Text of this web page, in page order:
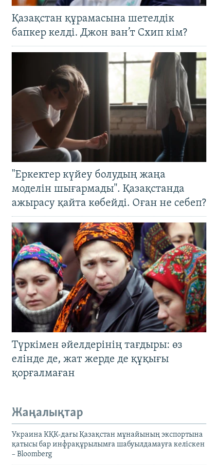
Қазақстан құрамасына шетелдік
бапкер келді. Джон ван’т Схип кім?
"Еркектер күйеу болудың жаңа
моделін шығармады". Қазақстанда
ажырасу қайта көбейді. Оған не себеп?
Түркімен әйелдерінің тағдыры: өз
елінде де, жат жерде де құқығы
қорғалмаған
Жаңалықтар
Украина КҚК-дағы Қазақстан мұнайының экспортына
қатысы бар инфрақұрылымға шабуылдамауға келіскен
– Bloomberg